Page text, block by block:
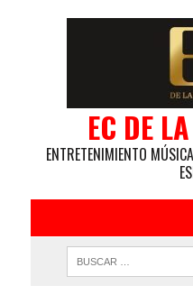
EC DE
ENTRETENIMIENTO